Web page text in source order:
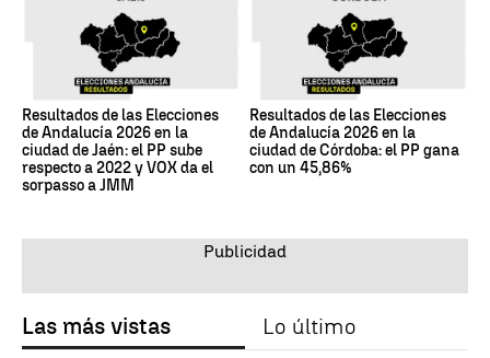
Resultados de las Elecciones
de Andalucía 2026 en la
ciudad de Jaén: el PP sube
respecto a 2022 y VOX da el
sorpasso a JMM
Resultados de las Elecciones
de Andalucía 2026 en la
ciudad de Córdoba: el PP gana
con un 45,86%
Las más vistas Lo último